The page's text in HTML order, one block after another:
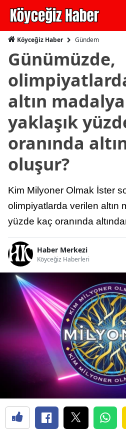
Köyceğiz Haber Gündem
Günümüzde,
altın
yaklaşık
oranında
oluşur?
Kim Milyoner Olmak İster
olimpiyatlarda verilen altın
yüzde kaç oranında
Haber Merkezi
Köyceğiz Haberleri